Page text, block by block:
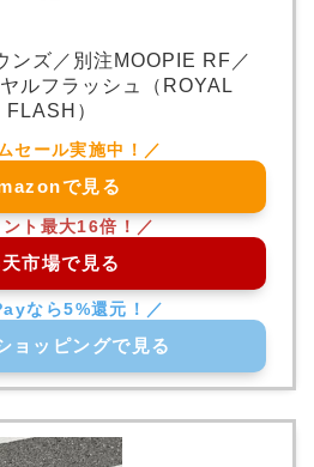
ンズ／別注MOOPIE RF／
ルフラッシュ（ROYAL
FLASH）
で見る
市場で見る
ョッピングで見る